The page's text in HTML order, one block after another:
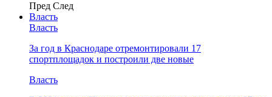
Пред След
Власть
Власть
За год в Краснодаре отремонтировали 17
спортплощадок и построили две новые
Власть